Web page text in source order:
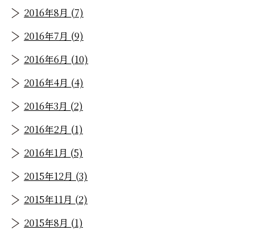
2016年8月 (7)
2016年7月 (9)
2016年6月 (10)
2016年4月 (4)
2016年3月 (2)
2016年2月 (1)
2016年1月 (5)
2015年12月 (3)
2015年11月 (2)
2015年8月 (1)